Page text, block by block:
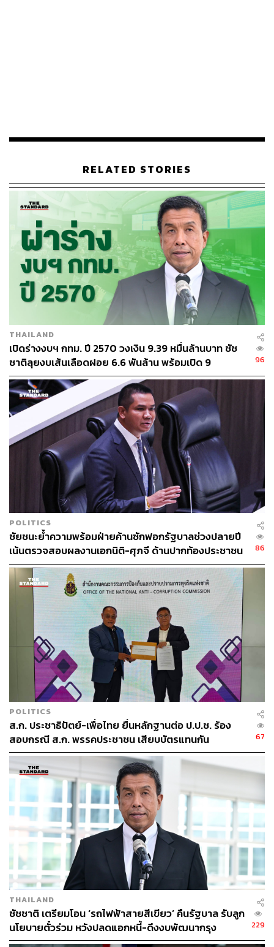
ของเรา ก็มีความมั่นใจว่าตนและทีม ส.ก. ของพรรค
ประชาธิปัตย์จะได้ทำงานรับใช้พี่น้องประชาชนในครั้งนี้
เมื่อผู้สื่อข่าวถามต่อว่าในเวทีปราศรัยใหญ่ครั้งสุดท้ายที่จะ
เกิดขึ้นในวันพรุ่งนี้จะมีไม้เด็ดอะไรบ้างนั้น สุชัชวีร์บอกว่า ได้
งัดมาทุกไม้แล้ว แต่ไม้สำคัญที่จะพูดในวันพรุ่งนี้คือ
ตนมาพร้อมกับความพร้อมจริงๆ กรุงเทพฯ ต้องบริหาร
ตามหลักวิชาการ เอาใครที่ไม่รู้ ไม่เข้าใจมามั่วก็ไม่ได้
ตนทำมาแล้วทุกอย่าง ไม่ว่าจะงานวิศวกรรม งานการ
ศึกษา งานสาธารณสุข งานเป็นผู้นำการเปลี่ยนแปลง
องค์กร
ตนมาพร้อมกับวิสัยทัศน์ชัดเจน เปลี่ยนกรุงเทพฯ เป็น
เมืองสวัสดิการให้ตัวท่าน พ่อแม่ของท่าน ได้ประคองตัว
ขึ้นมาอยู่ได้อย่างแข็งแรง การให้เป็นเมืองที่ทันสมัย ใช้
เทคโนโลยีที่พิสูจน์แล้วมาแก้ปัญหาบ้านเมือง ตนมั่นใจ
ว่ายิ่งเดินก็ยิ่งรักคนกรุงเทพฯ และค้นพบว่าคนไทยมี
ศักยภาพ เหลือแต่การมีผู้นำที่ผลักดันศักยภาพนี้
ปัญหากรุงเทพฯ หนักหนาสาหัส จำเป็นต้องใช้คนหนุ่ม
ที่มีความรู้ มีพลัง และผู้ว่าฯ คนเดียวทำงานไม่ได้ แต่
ต้องมาพร้อมกับ ส.ก. 50 คน 50 เขต ที่มีพลัง มีความมุ่ง
มั่น มีจุดเริ่มต้นเดียวกัน พร้อมกับมั่นใจว่าคนกรุงเทพฯ
จะให้โอกาสคนที่ทำงานได้ คนที่มีพลัง และมีความ
ชัดเจนได้ทำงานเป็นผู้ว่าฯ กทม. ในครั้งนี้ ด้วยการเลือก
ผู้ว่าฯ หมายเลข 4 และ ส.ก. พรรคประชาธิปัตย์ทั้ง 50
คน 50 เขต
TAGS: พรรคประชาธิปัตย์
เลือกตั้งผู้ว่าฯ กทม
สุชัชวีร์ สุวรรณสวัสดิ์
ผู้ว่าฯ กทม.
ผู้ว่าราชการกรุงเทพมหานคร
เลือกตั้ง ส.ก.
ABOUT THE AUTHOR
THE STANDARD TEAM
กองบรรณาธิการ THE STANDARD
RELATED STORIES
THAILAND
เปิดร่างงบฯ กทม. ปี 2570 วงเงิน 9.39 หมื่นล้านบาท ชัช
ชาติลุยงบเส้นเลือดฝอย 6.6 พันล้าน พร้อมเปิด 9
ยุทธศาสตร์พัฒนาเมือง
96
POLITICS
ชัยชนะย้ำความพร้อมฝ่ายค้านซักฟอกรัฐบาลช่วงปลายปี
เน้นตรวจสอบผลงานเอกนิติ-ศุภจี ด้านปากท้องประชาชน
86
POLITICS
ส.ก. ประชาธิปัตย์-เพื่อไทย ยื่นหลักฐานต่อ ป.ป.ช. ร้อง
สอบกรณี ส.ก. พรรคประชาชน เสียบบัตรแทนกัน
67
THAILAND
ชัชชาติ เตรียมโอน ‘รถไฟฟ้าสายสีเขียว’ คืนรัฐบาล รับลูก
นโยบายตั๋วร่วม หวังปลดแอกหนี้-ดึงงบพัฒนากรุง
229